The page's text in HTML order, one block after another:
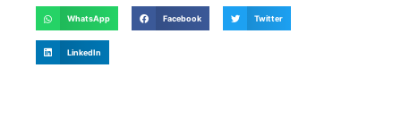
WhatsApp Facebook Twitter
LinkedIn